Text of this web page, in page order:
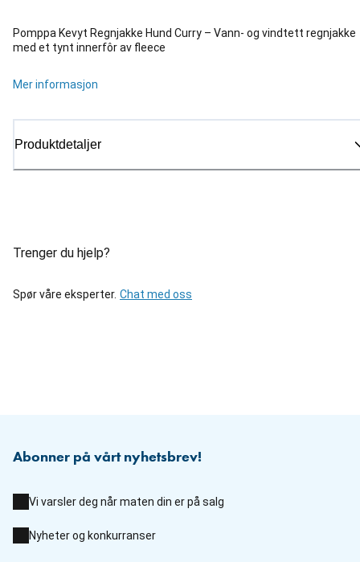
Pomppa Kevyt Regnjakke Hund Curry – Vann- og vindtett regnjakke
med et tynt innerfôr av fleece
Mer informasjon
Produktdetaljer
Trenger du hjelp?
Spør våre eksperter. Chat med oss
Abonner på vårt nyhetsbrev!
Vi varsler deg når maten din er på salg
Nyheter og konkurranser